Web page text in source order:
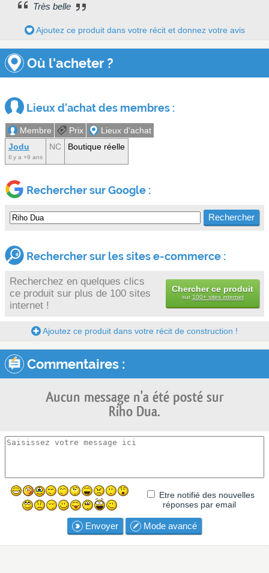
Très belle
Ajoutez ce produit dans votre récit et donnez votre avis
Où l'acheter ?
Lieux d'achat des membres :
Membre Prix
Lieux d'achat
Jodu
Il y a +9 ans
NC Boutique réelle
Rechercher sur Google :
Rechercher sur les sites e-commerce :
Recherchez en quelques clics
ce produit sur plus de 100 sites
internet !
Chercher ce produit
sur 100+ sites internet
Ajoutez ce produit dans votre récit de construction !
Commentaires :
Aucun message n'a été posté sur
Riho Dua.
Etre notifié des nouvelles
réponses par email
Envoyer Mode avancé